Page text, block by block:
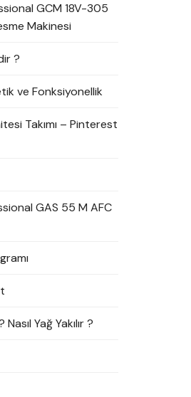
GCM 18V-305
Makinesi
?
ve Fonksiyonellik
Takımı – Pinterest
GAS 55 M AFC
Yağ Yakılır ?